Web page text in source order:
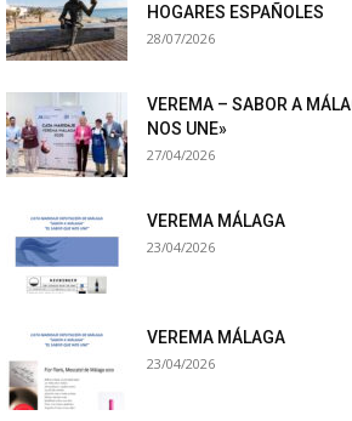
HOGARES ESPAÑOLES
28/07/2026
VEREMA – SABOR A
NOS UNE»
27/04/2026
VEREMA MÁLAGA
23/04/2026
VEREMA MÁLAGA
23/04/2026